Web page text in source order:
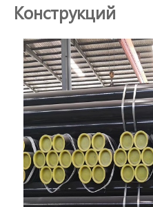
Конструкций